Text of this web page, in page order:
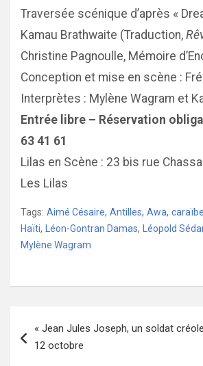
Traversée scénique d’après «
Kamau Brathwaite (Traduction,
Christine Pagnoulle, Mémoire
Conception et mise en scène :
Interprètes : Mylène Wagram et
Entrée libre – Réservation
63 41 61
Lilas en Scène : 23 bis rue
Les Lilas
Tags: Aimé Césaire, Antilles, Awa,
Haïti, Léon-Gontran Damas, Léopold
Mylène Wagram
de
« Jean Jules Joseph, un soldat
12 octobre